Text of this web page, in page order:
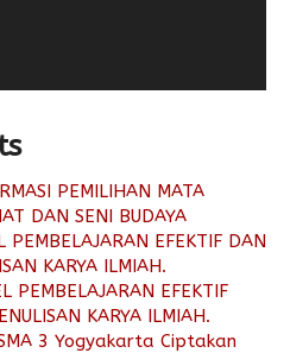
PEMILIHAN MATA
DAN SENI BUDAYA
PEMBELAJARAN EFEKTIF DAN
KARYA ILMIAH.
PEMBELAJARAN EFEKTIF
KARYA ILMIAH.
3 Yogyakarta Ciptakan